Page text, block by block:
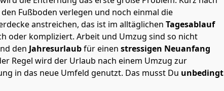
den Fußboden verlegen und noch einmal die
anstreichen, das ist im alltäglichen Tagesablauf
oder kompliziert. Arbeit und Umzug sind so nicht
den Jahresurlaubfür einen stressigen Neuanfang
Regel wird der Urlaub nach einem Umzug zur
in das neue Umfeld genutzt. Das musst Du unbedingt